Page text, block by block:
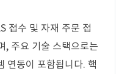
접수 및 자재 주문 접
, 주요 기술 스택으로는
연동이 포함됩니다. 핵